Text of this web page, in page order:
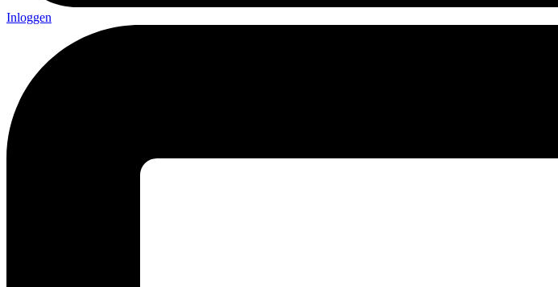
Inloggen